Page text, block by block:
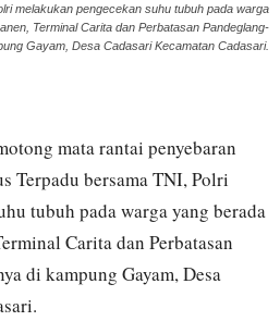
melakukan pengecekan suhu tubuh pada warga
Terminal Carita dan Perbatasan Pandeglang-
Gayam, Desa Cadasari Kecamatan Cadasari.
mata rantai penyebaran
Terpadu bersama TNI, Polri
tubuh pada warga yang berada
Carita dan Perbatasan
di kampung Gayam, Desa